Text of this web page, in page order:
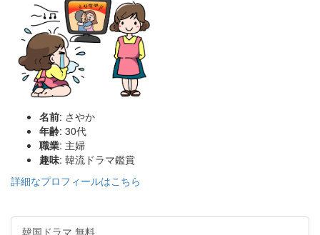
名前: さやか
年齢: 30代
職業: 主婦
趣味: 韓流ドラマ鑑賞
詳細なプロフィールはこちら
韓国ドラマ 無料